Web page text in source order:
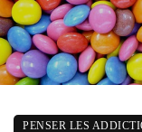
PENSER LES